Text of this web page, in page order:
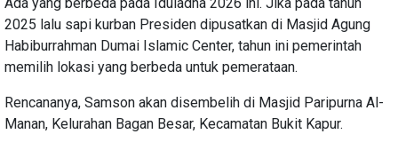
2025 lalu sapi kurban Presiden dipusatkan di Masjid Agung
Habiburrahman Dumai Islamic Center, tahun ini pemerintah
memilih lokasi yang berbeda untuk pemerataan.
Rencananya, Samson akan disembelih di Masjid Paripurna Al-
Manan, Kelurahan Bagan Besar, Kecamatan Bukit Kapur.